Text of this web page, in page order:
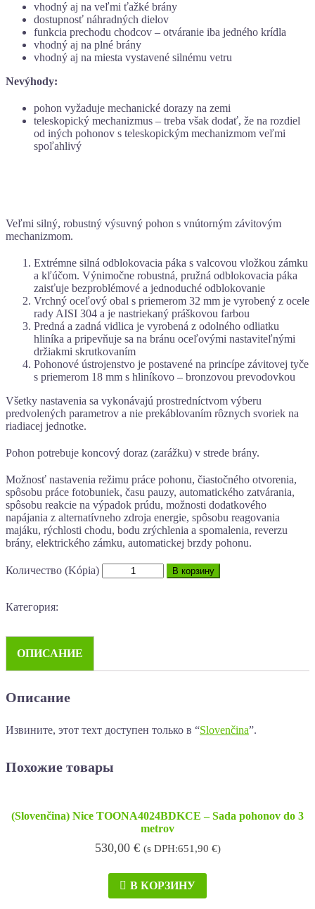
vhodný aj na veľmi ťažké brány
dostupnosť náhradných dielov
funkcia prechodu chodcov – otváranie iba jedného krídla
vhodný aj na plné brány
vhodný aj na miesta vystavené silnému vetru
Nevýhody:
pohon vyžaduje mechanické dorazy na zemi
teleskopický mechanizmus – treba však dodať, že na rozdiel
od iných pohonov s teleskopickým mechanizmom veľmi
spoľahlivý
Veľmi silný, robustný výsuvný pohon s vnútorným závitovým
mechanizmom.
Extrémne silná odblokovacia páka s valcovou vložkou zámku
a kľúčom. Výnimočne robustná, pružná odblokovacia páka
zaisťuje bezproblémové a jednoduché odblokovanie
Vrchný oceľový obal s priemerom 32 mm je vyrobený z ocele
rady AISI 304 a je nastriekaný práškovou farbou
Predná a zadná vidlica je vyrobená z odolného odliatku
hliníka a pripevňuje sa na bránu oceľovými nastaviteľnými
držiakmi skrutkovaním
Pohonové ústrojenstvo je postavené na princípe závitovej tyče
s priemerom 18 mm s hliníkovo – bronzovou prevodovkou
Všetky nastavenia sa vykonávajú prostredníctvom výberu
predvolených parametrov a nie prekáblovaním rôznych svoriek na
riadiacej jednotke.
Pohon potrebuje koncový doraz (zarážku) v strede brány.
Možnosť nastavenia režimu práce pohonu, čiastočného otvorenia,
spôsobu práce fotobuniek, času pauzy, automatického zatvárania,
spôsobu reakcie na výpadok prúdu, možnosti dodatkového
napájania z alternatívneho zdroja energie, spôsobu reagovania
majáku, rýchlosti chodu, bodu zrýchlenia a spomalenia, reverzu
brány, elektrického zámku, automatickej brzdy pohonu.
Количество (Kópia) В корзину
Категория:
ОПИСАНИЕ
Описание
Извините, этот техт доступен только в “Slovenčina”.
Похожие товары
(Slovenčina) Nice TOONA4024BDKCE – Sada pohonov do 3
metrov
530,00 € (s DPH:651,90 €)
В КОРЗИНУ